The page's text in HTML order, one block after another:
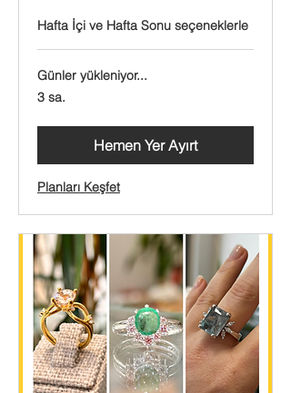
Hafta İçi ve Hafta Sonu seçeneklerle
Günler yükleniyor...
3 sa.
Hemen Yer Ayırt
Planları Keşfet